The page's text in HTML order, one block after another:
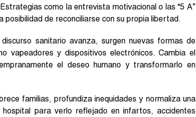
como la entrevista motivacional o las “5 A”
posibilidad de reconciliarse con su propia libertad.
sanitario avanza, surgen nuevas formas de
vapeadores y dispositivos electrónicos. Cambia el
el deseo humano y transformarlo en
familias, profundiza inequidades y normaliza una
para verlo reflejado en infartos, accidentes